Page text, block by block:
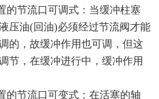
的节流口可调式：当缓冲柱塞
压油(回油)必须经过节流阀才能
的，故缓冲作用也可调，但这
节，在缓冲进行中，缓冲作用
的节流口可变式：在活塞的轴